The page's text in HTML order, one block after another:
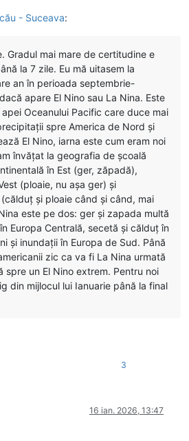
- Suceava:
Gradul mai mare de certitudine e
la 7 zile. Eu mă uitasem la
an în perioada septembrie-
apare El Nino sau La Nina. Este
Oceanului Pacific care duce mai
spre America de Nord și
El Nino, iarna este cum eram noi
învățat la geografia de școală
în Est (ger, zăpadă),
(ploaie, nu așa ger) și
și ploaie când și când, mai
este pe dos: ger și zapada multă
Europa Centrală, secetă și călduț în
și inundații în Europa de Sud. Până
zic ca va fi La Nina urmată
spre un El Nino extrem. Pentru noi
din mijlocul lui Ianuarie până la final
3
16 ian. 2026, 13:47